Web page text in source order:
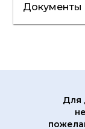
Документы
Для